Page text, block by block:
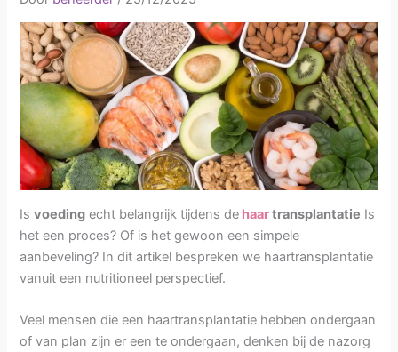
Isvoeding echt belangrijk tijdens de haartransplantatie Is
het een proces? Of is het gewoon een simpele
aanbeveling? In dit artikel bespreken we haartransplantatie
vanuit een nutritioneel perspectief.
Veel mensen die een haartransplantatie hebben ondergaan
of van plan zijn er een te ondergaan, denken bij de nazorg